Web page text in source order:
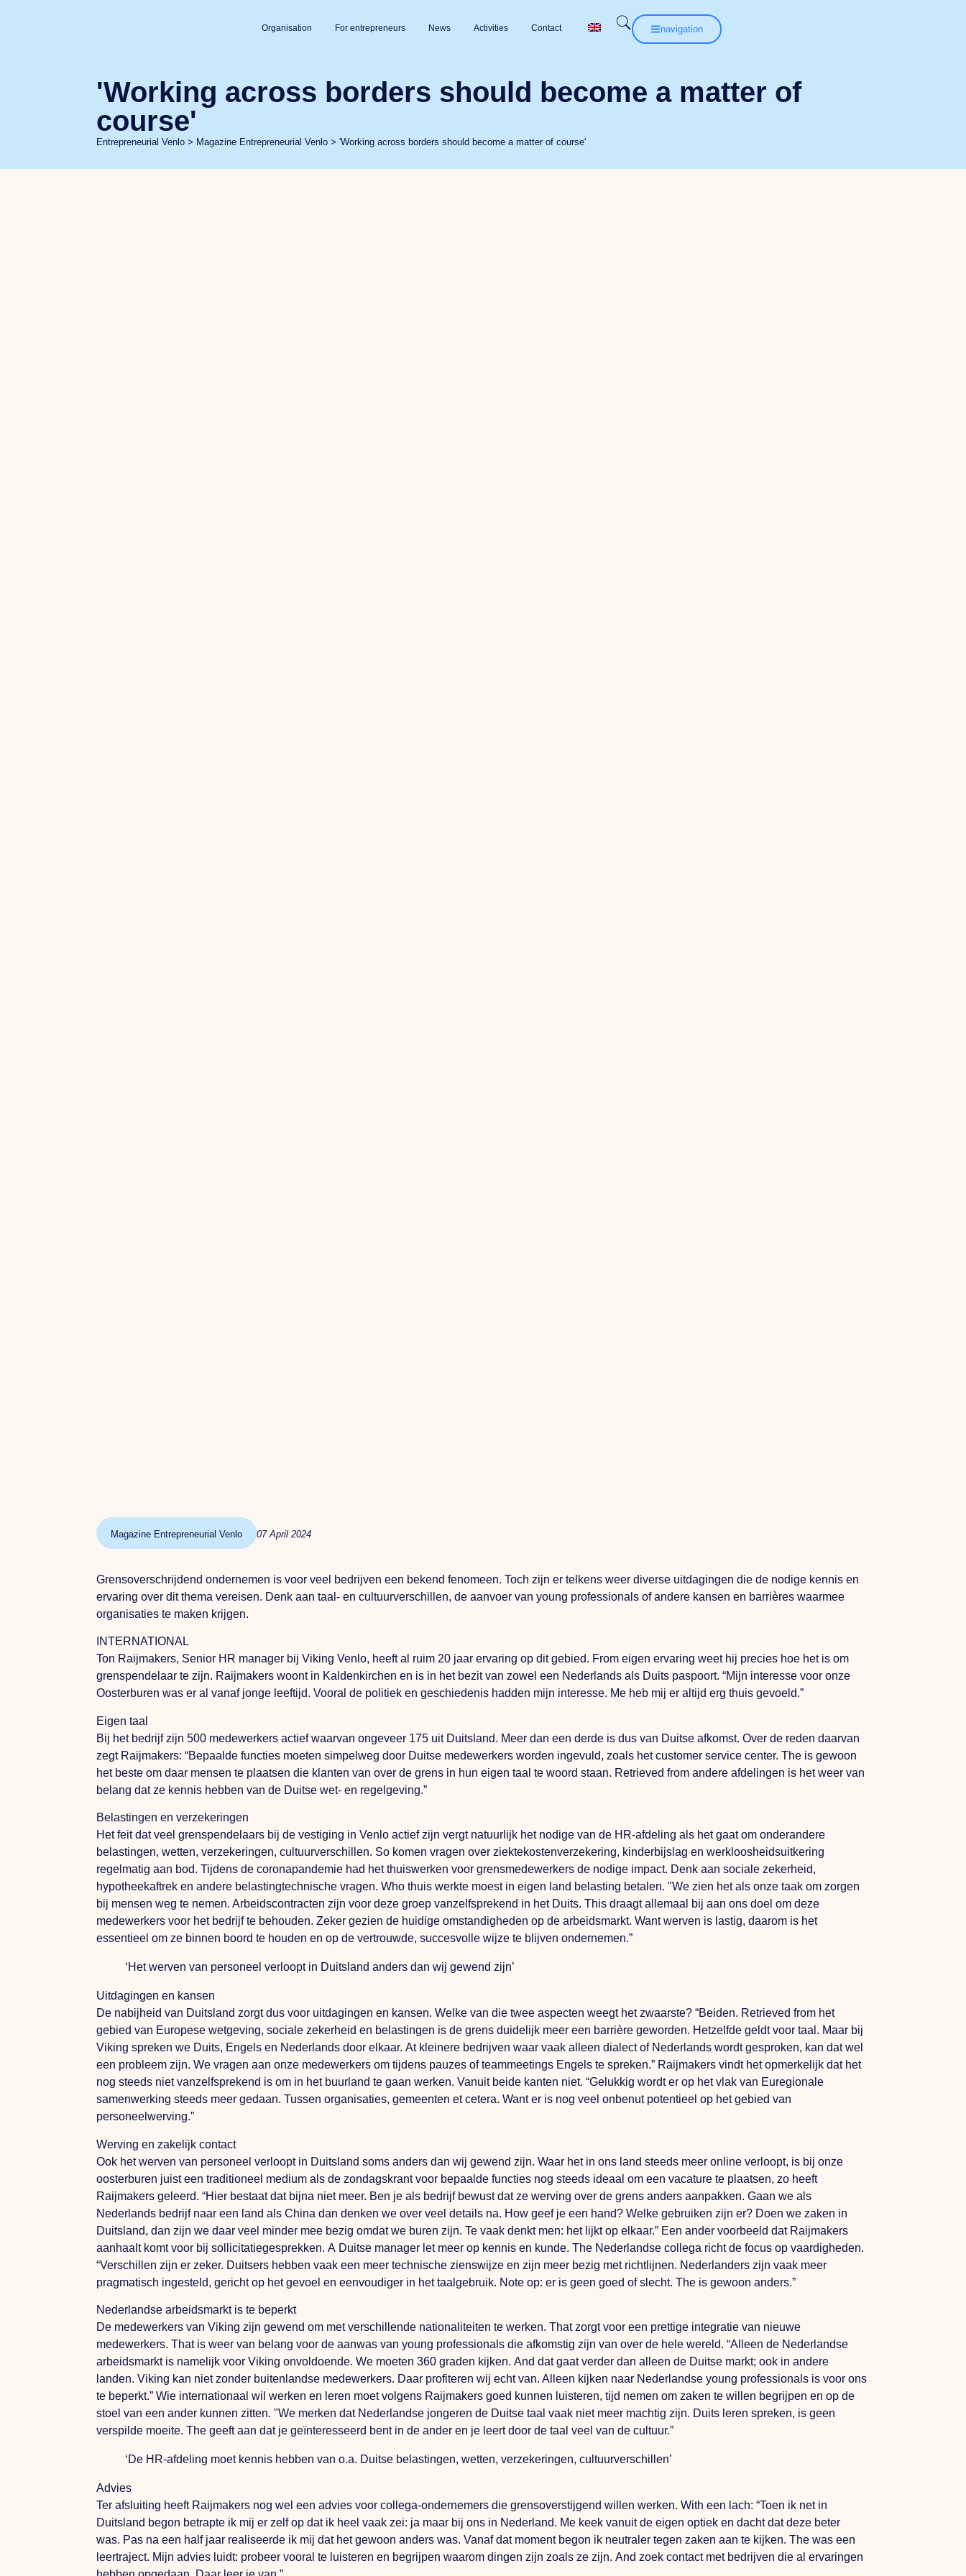
Organisation For entrepreneurs News Activities Contact navigation
'Working across borders should become a matter of
course'
Entrepreneurial Venlo > Magazine Entrepreneurial Venlo >'Working across borders should become a matter of course'
Magazine Entrepreneurial Venlo 07 April 2024
Grensoverschrijdend ondernemen is voor veel bedrijven een bekend fenomeen. Toch zijn er telkens weer diverse uitdagingen die de nodige kennis en
ervaring over dit thema vereisen. Denk aan taal- en cultuurverschillen, de aanvoer van young professionals of andere kansen en barrières waarmee
organisaties te maken krijgen.
INTERNATIONAL
Ton Raijmakers, Senior HR manager bij Viking Venlo, heeft al ruim 20 jaar ervaring op dit gebied. Fromeigen ervaring weet hij precies hoe het is om
grenspendelaar te zijn. Raijmakers woont in Kaldenkirchen en is in het bezit van zowel een Nederlands als Duits paspoort. “Mijn interesse voor onze
Oosterburen was er al vanaf jonge leeftijd. Vooral de politiek en geschiedenis hadden mijn interesse. Me heb mij er altijd erg thuis gevoeld.”
Eigen taal
Bij het bedrijf zijn 500 medewerkers actief waarvan ongeveer 175 uit Duitsland. Meer dan een derde is dus van Duitse afkomst. Over de reden daarvan
zegt Raijmakers: “Bepaalde functies moeten simpelweg door Duitse medewerkers worden ingevuld, zoals het customer service center.The is gewoon
het beste om daar mensen te plaatsen die klanten van over de grens in hun eigen taal te woord staan. Retrieved fromandere afdelingen is het weer van
belang dat ze kennis hebben van de Duitse wet- en regelgeving.”
Belastingen en verzekeringen
Het feit dat veel grenspendelaars bij de vestiging in Venlo actief zijn vergt natuurlijk het nodige van de HR-afdeling als het gaat om onderandere
belastingen, wetten, verzekeringen, cultuurverschillen. So komen vragen over ziektekostenverzekering, kinderbijslag en werkloosheidsuitkering
regelmatig aan bod. Tijdens de coronapandemie had het thuiswerken voor grensmedewerkers de nodige impact. Denk aan sociale zekerheid,
hypotheekaftrek en andere belastingtechnische vragen.Whothuis werkte moest in eigen land belasting betalen."Wezien het als onze taak om zorgen
bij mensen weg te nemen. Arbeidscontracten zijn voor deze groep vanzelfsprekend in het Duits.Thisdraagt allemaal bij aan ons doel om deze
medewerkers voor het bedrijf te behouden. Zeker gezien de huidige omstandigheden op de arbeidsmarkt. Want werven is lastig, daarom is het
essentieel om ze binnen boord te houden en op de vertrouwde, succesvolle wijze te blijven ondernemen.”
‘Het werven van personeel verloopt in Duitsland anders dan wij gewend zijn’
Uitdagingen en kansen
De nabijheid van Duitsland zorgt dus voor uitdagingen en kansen. Welke van die twee aspecten weegt het zwaarste? “Beiden. Retrieved from het
gebied van Europese wetgeving, sociale zekerheid en belastingen is de grens duidelijk meer een barrière geworden. Hetzelfde geldt voor taal. Maar bij
Viking spreken we Duits, Engels en Nederlands door elkaar.At kleinere bedrijven waar vaak alleen dialect of Nederlands wordt gesproken, kan dat wel
een probleem zijn.Wevragen aan onze medewerkers om tijdens pauzes of teammeetings Engels te spreken.” Raijmakers vindt het opmerkelijk dat het
nog steeds niet vanzelfsprekend is om in het buurland te gaan werken. Vanuit beide kanten niet. “Gelukkig wordt er op het vlak van Euregionale
samenwerking steeds meer gedaan. Tussen organisaties, gemeenten et cetera. Want er is nog veel onbenut potentieel op het gebied van
personeelwerving.”
Werving en zakelijk contact
Ook het werven van personeel verloopt in Duitsland soms anders dan wij gewend zijn. Waar het in ons land steeds meer online verloopt, is bij onze
oosterburen juist een traditioneel medium als de zondagskrant voor bepaalde functies nog steeds ideaal om een vacature te plaatsen, zo heeft
Raijmakers geleerd. “Hier bestaat dat bijna niet meer. Ben je als bedrijf bewust dat ze werving over de grens anders aanpakken. Gaan we als
Nederlands bedrijf naar een land als China dan denken we over veel details na. Howgeef je een hand? Welke gebruiken zijn er? Doen we zaken in
Duitsland, dan zijn we daar veel minder mee bezig omdat we buren zijn.Tevaak denkt men: het lijkt op elkaar.” Een ander voorbeeld dat Raijmakers
aanhaalt komt voor bij sollicitatiegesprekken.A Duitse manager let meer op kennis en kunde.The Nederlandse collega richt de focus op vaardigheden.
“Verschillen zijn er zeker. Duitsers hebben vaak een meer technische zienswijze en zijn meer bezig met richtlijnen. Nederlanders zijn vaak meer
pragmatisch ingesteld, gericht op het gevoel en eenvoudiger in het taalgebruik. Noteop: er is geen goed of slecht.The is gewoon anders.”
Nederlandse arbeidsmarkt is te beperkt
De medewerkers van Viking zijn gewend om met verschillende nationaliteiten te werken.Thatzorgt voor een prettige integratie van nieuwe
medewerkers.That is weer van belang voor de aanwas van young professionals die afkomstig zijn van over de hele wereld. “Alleen de Nederlandse
arbeidsmarkt is namelijk voor Viking onvoldoende.We moeten 360 graden kijken.Anddat gaat verder dan alleen de Duitse markt; ook in andere
landen. Viking kan niet zonder buitenlandse medewerkers. Daar profiteren wij echt van. Alleen kijken naar Nederlandse young professionals is voor ons
te beperkt.” Wie internationaal wil werken en leren moet volgens Raijmakers goed kunnen luisteren, tijd nemen om zaken te willen begrijpen en op de
stoel van een ander kunnen zitten."We merken dat Nederlandse jongeren de Duitse taal vaak niet meer machtig zijn. Duits leren spreken, is geen
verspilde moeite.Thegeeft aan dat je geïnteresseerd bent in de ander en je leert door de taal veel van de cultuur.”
‘De HR-afdeling moet kennis hebben van o.a. Duitse belastingen, wetten, verzekeringen, cultuurverschillen’
Advies
Ter afsluiting heeft Raijmakers nog wel een advies voor collega-ondernemers die grensoverstijgend willen werken.Witheen lach: “Toen ik net in
Duitsland begon betrapte ik mij er zelf op dat ik heel vaak zei: ja maar bij ons in Nederland. Me keek vanuit de eigen optiek en dacht dat deze beter
was. Pas na een half jaar realiseerde ik mij dat het gewoon anders was. Vanaf dat moment begon ik neutraler tegen zaken aan te kijken.Thewas een
leertraject. Mijn advies luidt: probeer vooral te luisteren en begrijpen waarom dingen zijn zoals ze zijn.Andzoek contact met bedrijven die al ervaringen